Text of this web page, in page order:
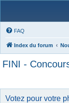
FAQ
Index du forum
FINI -
Votez pour votre